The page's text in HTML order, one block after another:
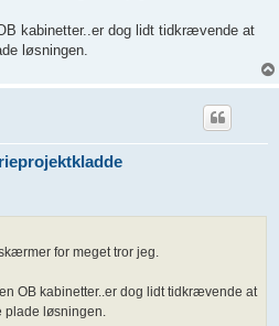
kabinetter..er dog lidt tidkrævende at
løsningen.
for meget tror jeg.
OB kabinetter..er dog lidt tidkrævende at
plade løsningen.